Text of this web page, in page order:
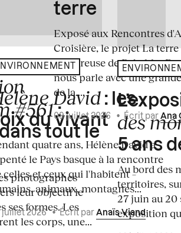
#561:
tout le
photographes
leur objectif le
ses formes. Les
les corps, une...
David : les
du vivant
quatre ans, Hélène David a
le Pays basque à la rencontre
celles et ceux qui l'habitent –
animaux, montagnes...
juillet 2026•Écrit par Anaïs Viand
terre
Exposé aux Rencontres
Croisière, le projet La terre
amoureuse de Rebekka
nous parle avec une
de la...
09 juillet 2026 • Écrit par Ana
des
5 ans
Au bord des
territoires,
27 juin au 20
exposition